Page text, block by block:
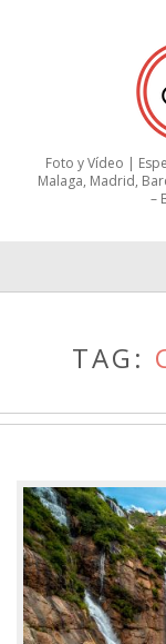
Foto y Vídeo |
Malaga, Madrid,
–
TAG: